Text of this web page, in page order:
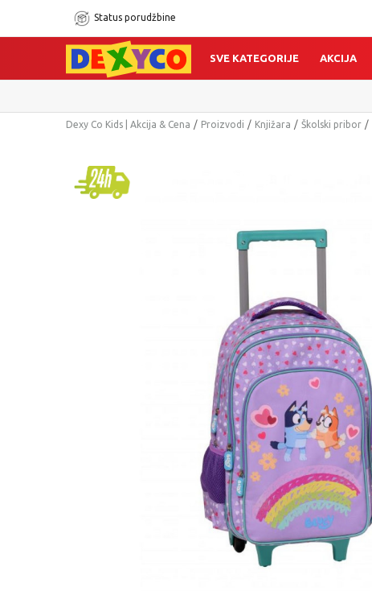
Status porudžbine
SVE KATEGORIJE AKCIJA
Dexy Co Kids | Akcija & Cena Proizvodi Knjižara Školski pribor